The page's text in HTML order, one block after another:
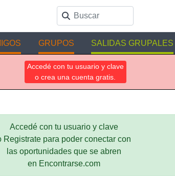
GRUPOS SALIDAS GRUPALES
Accedé con tu usuario y clave
o crea una cuenta gratis.
Accedé con tu usuario y clave
Registrate para poder conectar con
las oportunidades que se abren
en Encontrarse.com